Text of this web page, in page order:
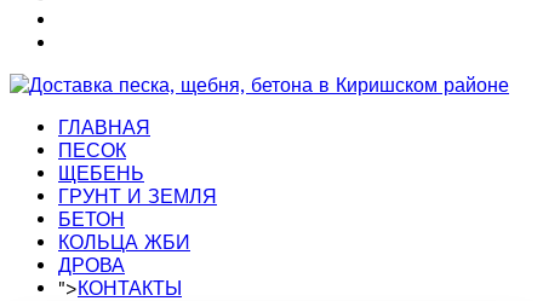
ГЛАВНАЯ
ПЕСОК
ЩЕБЕНЬ
ГРУНТ И ЗЕМЛЯ
БЕТОН
КОЛЬЦА ЖБИ
ДРОВА
">КОНТАКТЫ